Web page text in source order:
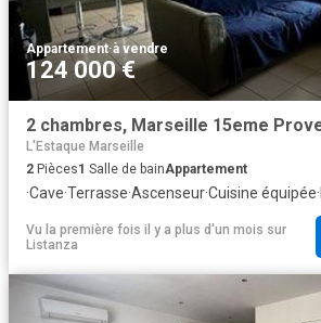
Appartement·à vendre
124 000 €
L'Estaque Marseille
2 Pièces1 Salle de bainAppartement
·Cave·Terrasse·Ascenseur·Cuisine équipée·
Vu la première fois il y a plus d'un mois sur
Listanza